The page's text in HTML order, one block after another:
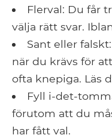
Flerval: Du får
välja rätt svar.
Sant eller
när du krävs för
ofta knepiga. Läs
Fyll i-det-
förutom att du
har fått val.